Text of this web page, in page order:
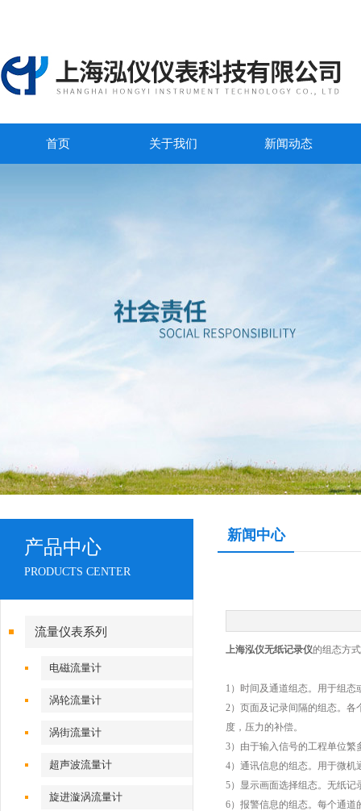
首页 关于我们 新闻动态
产品中心
PRODUCTS CENTER
流量仪表系列
电磁流量计
涡轮流量计
涡街流量计
超声波流量计
旋进漩涡流量计
新闻中心
上海泓仪无纸记录仪的组态方式
1）时间及通道组态。用于组
2）页面及记录间隔的组态。
度，压力的补偿。
3）由于输入信号的工程单位
4）通讯信息的组态。用于微
5）显示画面选择组态。无纸
6）报警信息的组态。每个通